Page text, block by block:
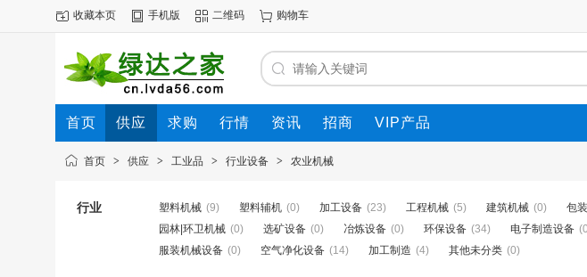
收藏本页 手机版 二维码 购物车
首页 供应 求购 行情 资讯 招商 VIP产品
首页 > 供应 > 工业品 > 行业设备 > 农业机械
行业 塑料机械 (9) 塑料辅机 (0) 加工设备 (23) 工程机械 (5) 建筑机械 (0) 包
园林|环卫机械 (0) 选矿设备 (0) 冶炼设备 (0) 环保设备 (34) 电子制造设备
服装机械设备 (0) 空气净化设备 (14) 加工制造 (4) 其他未分类 (0)